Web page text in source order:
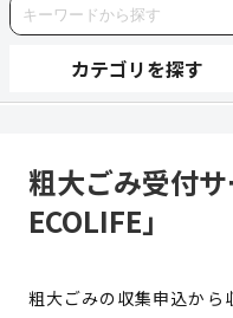
カテゴリを探す
粗大ごみ受付
ECOLIFE」
粗大ごみの収集申込から